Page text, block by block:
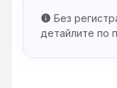
info Без
детайлите по